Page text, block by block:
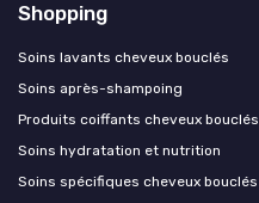
Shopping
Soins lavants cheveux bouclés
Soins après-shampoing
Produits coiffants cheveux bouclés
Soins hydratation et nutrition
Soins spécifiques cheveux bouclés